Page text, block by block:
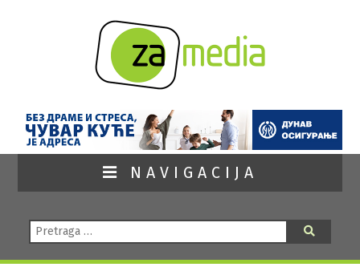
NAVIGACIJA
Pretraga: